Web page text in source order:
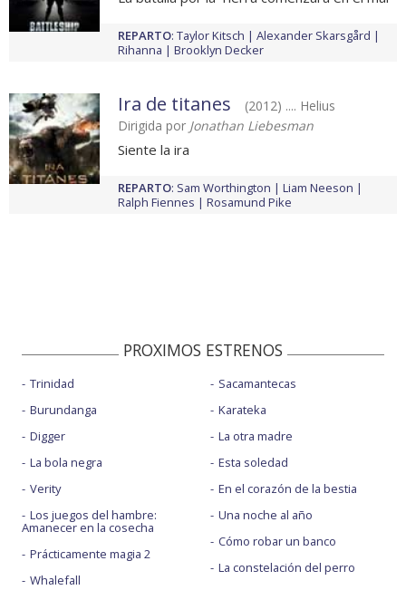
REPARTO: Taylor Kitsch
Alexander Skarsgård
Rihanna
Brooklyn Decker
Ira de titanes
(2012) .... Helius
Dirigida por Jonathan Liebesman
Siente la ira
REPARTO: Sam Worthington
Liam Neeson
Ralph Fiennes
Rosamund Pike
PROXIMOS ESTRENOS
Trinidad
Burundanga
Digger
La bola negra
Verity
Los juegos del hambre:
Amanecer en la cosecha
Prácticamente magia 2
Whalefall
Sacamantecas
Karateka
La otra madre
Esta soledad
En el corazón de la bestia
Una noche al año
Cómo robar un banco
La constelación del perro